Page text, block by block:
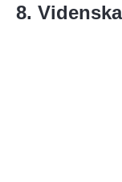
8.